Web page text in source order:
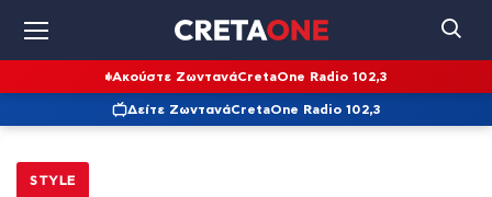
Ακούστε ΖωντανάCretaOne Radio 102,3
Δείτε ΖωντανάCretaOne Radio 102,3
STYLE